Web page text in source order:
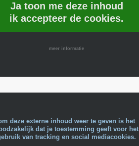
Ja toon me deze inhoud
ik accepteer de cookies.
meer informatie
deze externe inhoud weer te geven is het
dat je toestemming geeft voor het
van tracking en social mediacookies.